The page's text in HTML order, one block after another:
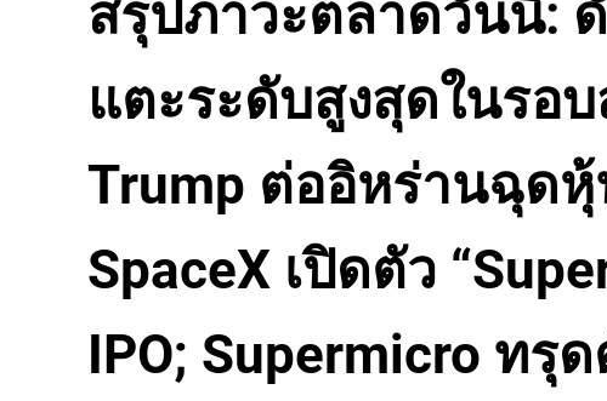
แตะระดับสูงสุดในรอ
Trump ต่ออิหร่านฉุดหุ้
SpaceX เปิดตัว
IPO; Supermicro ทรุ